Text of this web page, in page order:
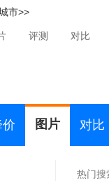
市>>
评测 对比
价 图片 对比
热门搜